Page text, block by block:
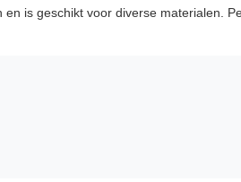
is geschikt voor diverse materialen.